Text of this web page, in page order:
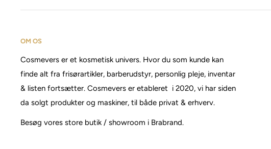
OM OS
Cosmevers er et kosmetisk univers. Hvor du som kunde kan
finde alt fra frisørartikler, barberudstyr, personlig pleje, inventar
& listen fortsætter. Cosmevers er etableret i 2020, vi har siden
da solgt produkter og maskiner, til både privat & erhverv.
Besøg vores store butik / showroom i Brabrand.